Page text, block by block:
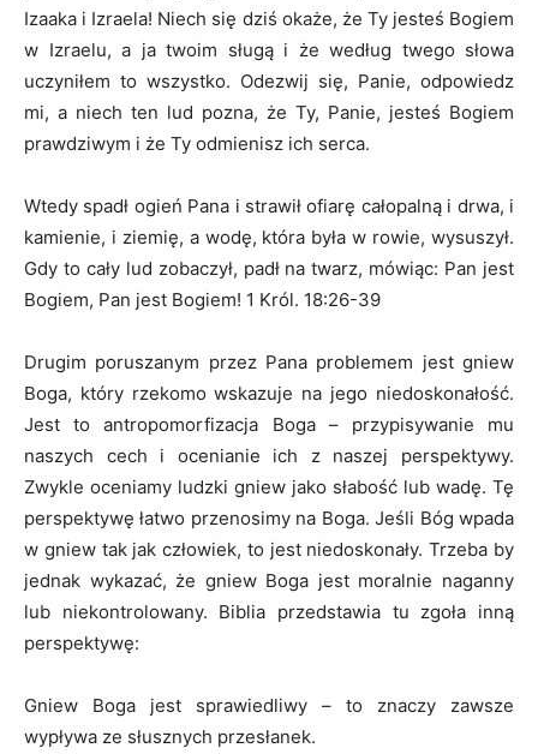
Izaaka i Izraela! Niech się dziś okaże, że Ty jesteś Bogiem
w Izraelu, a ja twoim sługą i że według twego słowa
uczyniłem to wszystko. Odezwij się, Panie, odpowiedz
mi, a niech ten lud pozna, że Ty, Panie, jesteś Bogiem
prawdziwym i że Ty odmienisz ich serca.
Wtedy spadł ogień Pana i strawił ofiarę całopalną i drwa, i
kamienie, i ziemię, a wodę, która była w rowie, wysuszył.
Gdy to cały lud zobaczył, padł na twarz, mówiąc: Pan jest
Bogiem, Pan jest Bogiem! 1 Król. 18:26-39
Drugim poruszanym przez Pana problemem jest gniew
Boga, który rzekomo wskazuje na jego niedoskonałość.
Jest to antropomorfizacja Boga – przypisywanie mu
naszych cech i ocenianie ich z naszej perspektywy.
Zwykle oceniamy ludzki gniew jako słabość lub wadę. Tę
perspektywę łatwo przenosimy na Boga. Jeśli Bóg wpada
w gniew tak jak człowiek, to jest niedoskonały. Trzeba by
jednak wykazać, że gniew Boga jest moralnie naganny
lub niekontrolowany. Biblia przedstawia tu zgoła inną
perspektywę:
Gniew Boga jest sprawiedliwy – to znaczy zawsze
wypływa ze słusznych przesłanek.